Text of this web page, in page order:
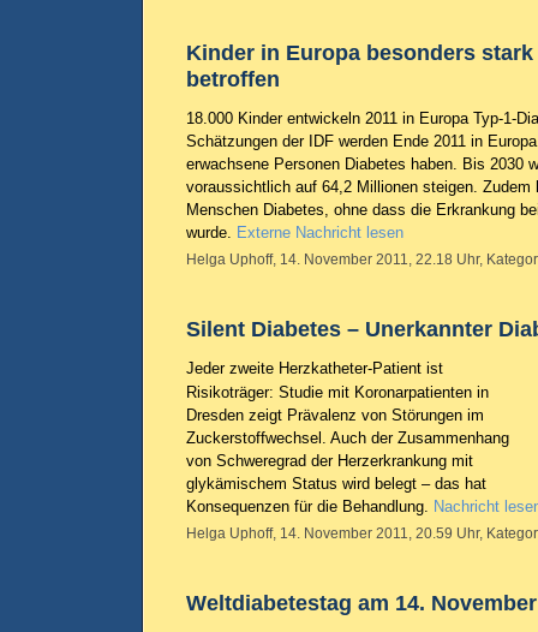
Kinder in Europa besonders
betroffen
18.000 Kinder entwickeln 2011 in Europa Typ-1-
Schätzungen der IDF werden Ende 2011 in
erwachsene Personen Diabetes haben. Bis 2030
voraussichtlich auf 64,2 Millionen steigen. Zudem
Menschen Diabetes, ohne dass die Erkrankung
wurde. Externe Nachricht lesen
Helga Uphoff, 14. November 2011, 22.18 Uhr,
Silent Diabetes – Unerkannter
Jeder zweite Herzkatheter-Patient ist
Risikoträger: Studie mit Koronarpatienten in
Dresden zeigt Prävalenz von Störungen im
Zuckerstoffwechsel. Auch der Zusammenhang
von Schweregrad der Herzerkrankung mit
glykämischem Status wird belegt – das hat
Konsequenzen für die Behandlung. Nachricht
Helga Uphoff, 14. November 2011, 20.59 Uhr,
Weltdiabetestag am 14.